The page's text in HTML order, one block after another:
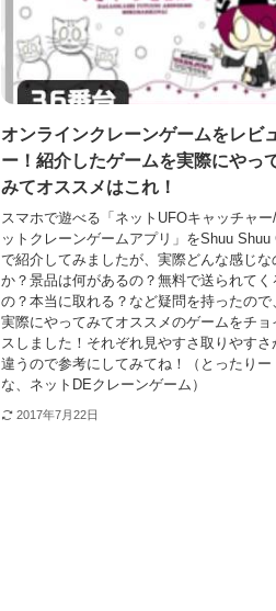
オンラインクレーンゲームをレビ
ー！紹介したゲームを実際にやっ
みてオススメはこれ！
スマホで遊べる「ネットUFOキャッチャ
ットクレーンゲームアプリ」をShuu Shuu
で紹介してみましたが、実際どんな感じな
か？景品は何があるの？無料で送られてく
の？本当に取れる？など疑問を持ったので
実際にやってみてオススメのゲームをチョ
スしました！それぞれ見やすさ取りやすさ
違うので参考にしてみてね！（とったりー
な、ネットDEクレーンゲーム）
2017年7月22日